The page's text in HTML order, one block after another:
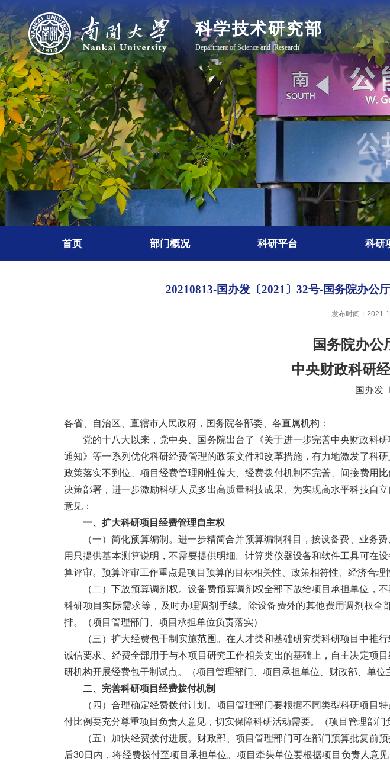
首页 部门概况 科研平台 科研
20210813-国办发〔2021〕32号-国务院办公
发布时间：2021-
国务院办公
中央财政科研
国办发
各省、自治区、直辖市人民政府，国务院各部委、各直属机构：
党的十八大以来，党中央、国务院出台了《关于进一步完善中央财政科
通知》等一系列优化科研经费管理的政策文件和改革措施，有力地激发了科
政策落实不到位、项目经费管理刚性偏大、经费拨付机制不完善、间接费用
决策部署，进一步激励科研人员多出高质量科技成果、为实现高水平科技自
意见：
一、扩大科研项目经费管理自主权
（一）简化预算编制。 进一步精简合并预算编制科目，按设备费、业务
用只提供基本测算说明，不需要提供明细。计算类仪器设备和软件工具可在
算评审。预算评审工作重点是项目预算的目标相关性、政策相符性、经济合理
（二）下放预算调剂权。设备费预算调剂权全部下放给项目承担单位，
科研项目实际需求等，及时办理调剂手续。除设备费外的其他费用调剂权
排。
（项目管理部门、项目承担单位负责落实）
（三）扩大经费包干制实施范围。 在人才类和基础研究类科研项目中推
诚信要求、经费全部用于与本项目研究工作相关支出的基础上，自主决定项
研机构开展经费包干制试点。
（项目管理部门、项目承担单位、财政部、单位
二、完善科研项目经费拨付机制
（四）合理确定经费拨付计划。 项目管理部门要根据不同类型科研项目
付比例要充分尊重项目负责人意见，切实保障科研活动需要。
（项目管理部门
（五）加快经费拨付进度。 财政部、项目管理部门可在部门预算批复前
后30日内，将经费拨付至项目承担单位。项目牵头单位要根据项目负责人意